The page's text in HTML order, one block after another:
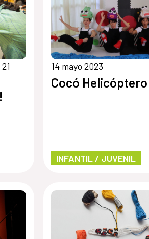
14 mayo 2023
Cocó Helicóptero
INFANTIL / JUVENIL